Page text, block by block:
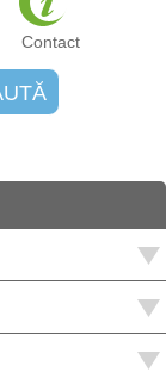
Contact